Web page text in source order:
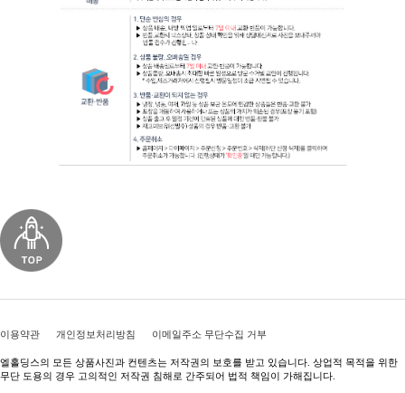
이용약관 개인정보처리방침 이메일주소 무단수집 거부
엘홀딩스의 모든 상품사진과 컨텐츠는 저작권의 보호를 받고 있습니다. 상업적 목적을 위한
무단 도용의 경우 고의적인 저작권 침해로 간주되어 법적 책임이 가해집니다.